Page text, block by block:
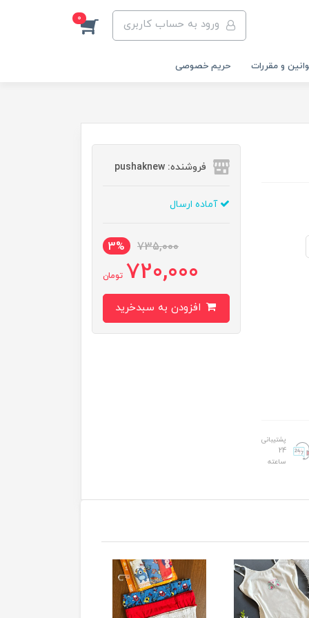
ورود به حساب کاربری 0
و مقررات حریم خصوصی
پشتیبانی
24
ساعته
فروشنده: pushaknew
آماده ارسال
735,000
3%
720,000 تومان